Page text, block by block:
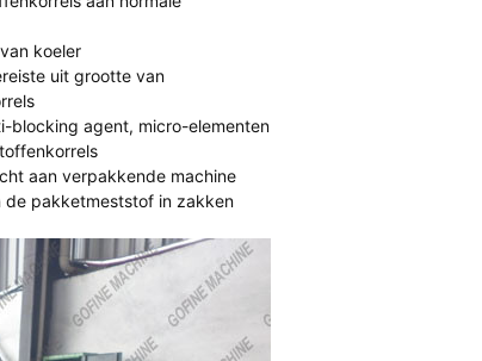
koeler
uit grootte van
blocking agent, micro-elementen
aan verpakkende machine
de pakketmeststof in zakken